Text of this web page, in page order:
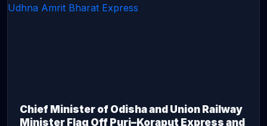
Chief Minister of Odisha and Union Railway
Minister Flag Off Puri–Koraput Express and